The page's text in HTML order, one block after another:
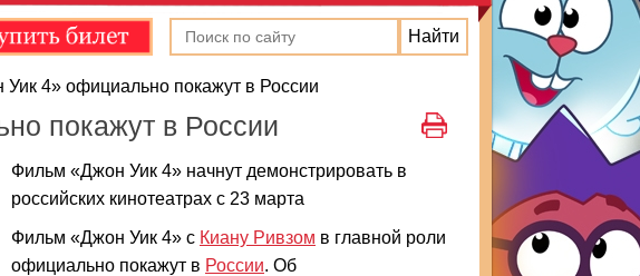
4» официально покажут в России
покажут в России
Фильм «Джон Уик 4» начнут демонстрировать в
российских кинотеатрах с 23 марта
Фильм «Джон Уик 4» с Киану Ривзом в главной роли
официально покажут в России. Об